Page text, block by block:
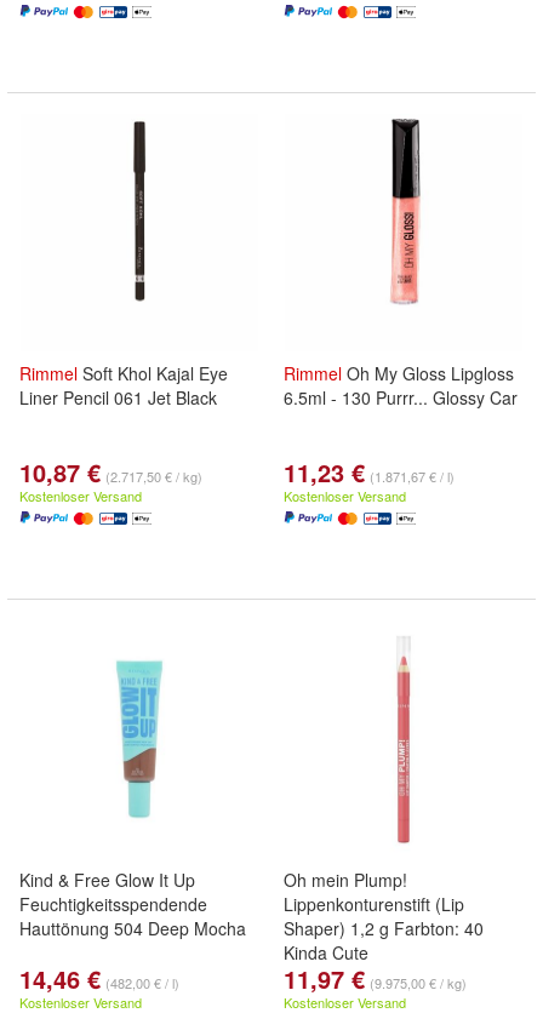
Rimmel Soft Khol Kajal Eye
Liner Pencil 061 Jet Black
10,87 € (2.717,50 € / kg)
Kostenloser Versand
Rimmel Oh My Gloss Lipgloss
6.5ml - 130 Purrr... Glossy Car
11,23 € (1.871,67 € / l)
Kostenloser Versand
Kind & Free Glow It Up
Feuchtigkeitsspendende
Hauttönung 504 Deep Mocha
14,46 € (482,00 € / l)
Kostenloser Versand
Oh mein Plump!
Lippenkonturenstift (Lip
Shaper) 1,2 g Farbton: 40
Kinda Cute
11,97 € (9.975,00 € / kg)
Kostenloser Versand